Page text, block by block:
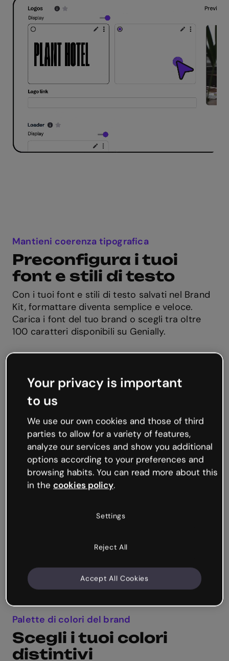
Mantieni coerenza tipografica
Preconfigura i tuoi
font e stili di testo
Con i tuoi font e stili di testo salvati nel Brand
Kit, formattare diventa semplice e veloce.
Carica i font del tuo brand o scegli tra oltre
100 caratteri disponibili su Genially.
Palette di colori del brand
Scegli i tuoi colori
distintivi
Your privacy is important
to us
We use our own cookies and those of third
parties to allow for a variety of features,
analyze our services and show you additional
options according to your preferences and
browsing habits. You can read more about this
in the cookies policy.
Settings
Reject All
Accept All Cookies